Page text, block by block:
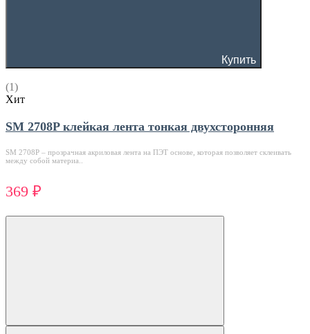
Купить
(1)
Хит
SM 2708P клейкая лента тонкая двухсторонняя
SM 2708P – прозрачная акриловая лента на ПЭТ основе, которая позволяет склеивать
между собой материа..
369 ₽